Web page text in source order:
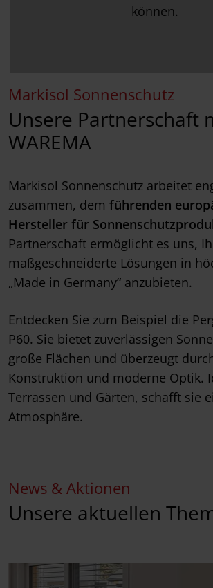
können.
Markisol Sonnenschutz
Unsere Partnerschaft
WAREMA
Markisol Sonnenschutz arbeitet
zusammen, dem führenden
Hersteller für
Partnerschaft ermöglicht es uns,
maßgeschneiderte Lösungen in
„Made in Germany“ anzubieten.
Entdecken Sie zum Beispiel die
P60. Sie bietet zuverlässigen
große Flächen und überzeugt
Konstruktion und moderne Optik.
Terrassen und Gärten, schafft sie
Atmosphäre.
News & Aktionen
Unsere aktuellen